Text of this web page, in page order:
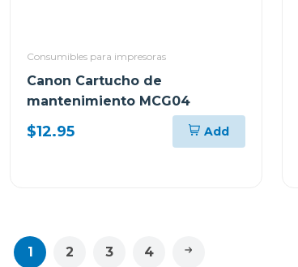
Consumibles para impresoras
Canon Cartucho de
mantenimiento MCG04
$12.95 Add
1 2 3 4